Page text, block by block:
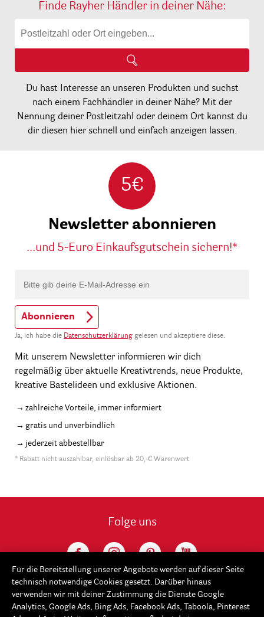
Finde Rayher Händler in deiner Nähe:
Du hast Interesse an unseren Produkten und suchst
nach einem Fachhändler in deiner Nähe? Mit der
Nennung deiner Postleitzahl oder deinem Ort kannst du
dir diesen hier schnell und einfach anzeigen lassen.
5€
Newsletter abonnieren
...und 5-Euro Einkaufsgutschein sichern!*
Abonnieren
Ja, ich habe die Datenschutzerklärung gelesen und akzeptiere diese.
Mit unserem Newsletter informieren wir dich
regelmäßig über aktuelle Kreativtrends, neue Produkte,
kreative Bastelideen und exklusive Aktionen.
zahlreiche Vorteile, immer informiert
gratis und unverbindlich
jederzeit abbestellbar
* Rabatt nicht auszahlbar, einlösbar ab 20,-€ Warenwert
Folge uns
Für die Bereitstellung unserer Angebote werden auf dieser Seite
technisch notwendige Cookies gesetzt. Darüber hinaus
verwenden wir mit deiner Zustimmung die Dienste Google
Analytics, Google Ads, Bing Ads, Facebook Ads, Taboola, Pinterest